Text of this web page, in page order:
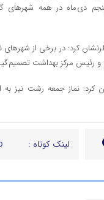
دی ماه در همه شهرهای
گیلان خبر داد و خاطرنشان کرد: در
و رئیس مرکز بهداشت تصمیم
نماز جمعه رشت نیز به
لینک کوتاه :